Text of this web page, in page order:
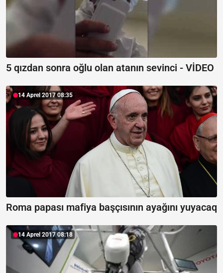
5 qızdan sonra oğlu olan atanın sevinci - VİDEO
14 Aprel 2017 08:35
Roma papası mafiya başçısının ayağını yuyacaq
14 Aprel 2017 08:18